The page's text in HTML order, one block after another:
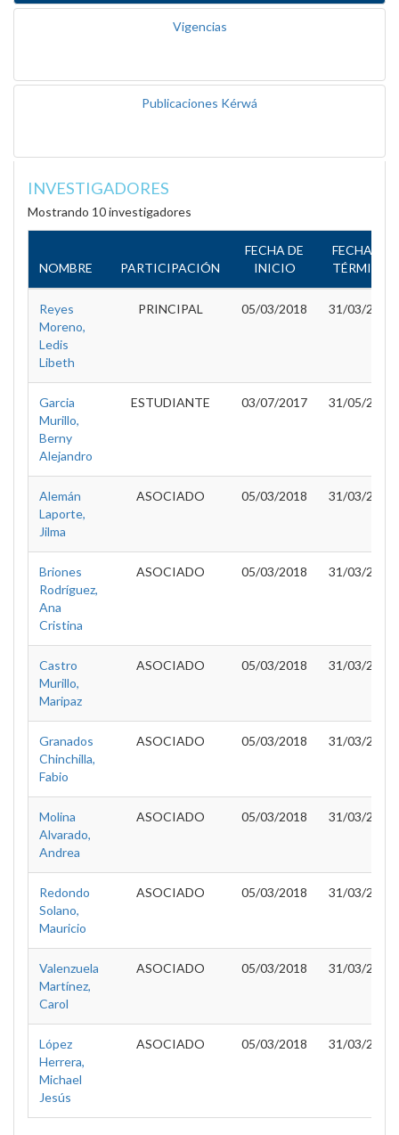
Vigencias
Publicaciones Kérwá
INVESTIGADORES
Mostrando 10 investigadores
NOMBRE PARTICIPACIÓN
FECHA DE
INICIO
FECHA DE
TÉRMINO
Reyes
Moreno,
Ledis
Libeth
PRINCIPAL 05/03/2018 31/03/2020
Garcia
Murillo,
Berny
Alejandro
ESTUDIANTE 03/07/2017 31/05/2018
Alemán
Laporte,
Jilma
ASOCIADO 05/03/2018 31/03/2020
Briones
Rodríguez,
Ana
Cristina
ASOCIADO 05/03/2018 31/03/2020
Castro
Murillo,
Maripaz
ASOCIADO 05/03/2018 31/03/2020
Granados
Chinchilla,
Fabio
ASOCIADO 05/03/2018 31/03/2020
Molina
Alvarado,
Andrea
ASOCIADO 05/03/2018 31/03/2020
Redondo
Solano,
Mauricio
ASOCIADO 05/03/2018 31/03/2020
Valenzuela
Martínez,
Carol
ASOCIADO 05/03/2018 31/03/2020
López
Herrera,
Michael
Jesús
ASOCIADO 05/03/2018 31/03/2020